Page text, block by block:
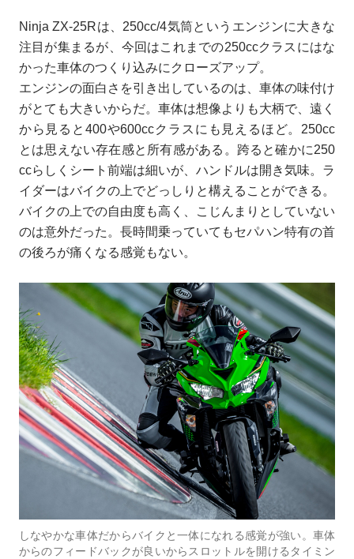
Ninja ZX-25Rは、250cc/4気筒というエンジンに大きな
注目が集まるが、今回はこれまでの250ccクラスにはな
かった車体のつくり込みにクローズアップ。
エンジンの面白さを引き出しているのは、車体の味付け
がとても大きいからだ。車体は想像よりも大柄で、遠く
から見ると400や600ccクラスにも見えるほど。250cc
とは思えない存在感と所有感がある。跨ると確かに250
ccらしくシート前端は細いが、ハンドルは開き気味。ラ
イダーはバイクの上でどっしりと構えることができる。
バイクの上での自由度も高く、こじんまりとしていない
のは意外だった。長時間乗っていてもセパハン特有の首
の後ろが痛くなる感覚もない。
しなやかな車体だからバイクと一体になれる感覚が強い。車体
からのフィードバックが良いからスロットルを開けるタイミン